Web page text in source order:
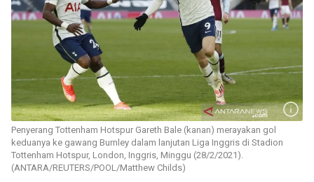
Penyerang Tottenham Hotspur Gareth Bale (kanan) merayakan gol
keduanya ke gawang Burnley dalam lanjutan Liga Inggris di Stadion
Tottenham Hotspur, London, Inggris, Minggu (28/2/2021).
(ANTARA/REUTERS/POOL/Matthew Childs)